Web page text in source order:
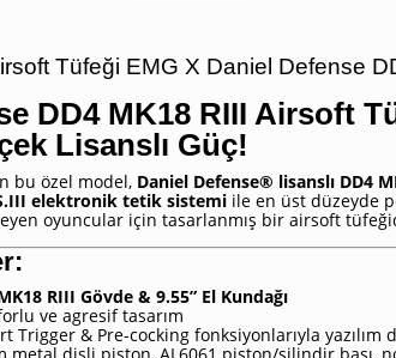
Tüfeği EMG X Daniel Defense
DD4 MK18 RIII Airsoft
Lisanslı Güç!
bu özel model, Daniel Defense® lisanslı DD4
elektronik tetik sistemi ile en üst düzeyde
oyuncular için tasarlanmış bir airsoft
RIII Gövde & 9.55” El Kundağı
ve agresif tasarım
Trigger & Pre-cocking fonksiyonlarıyla yazılım